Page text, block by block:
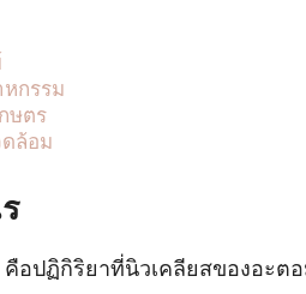
กรรม
ษตร
ล้อม
คือปฏิกิริยาที่นิวเคลียสของอะต